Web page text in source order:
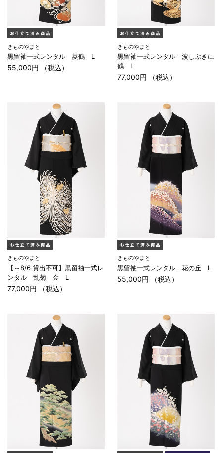
きものやまと
黒留袖一式レンタル 菱鶴 L
55,000円 （税込）
きものやまと
黒留袖一式レンタル 波しぶきに
鶴 L
77,000円 （税込）
きものやまと
【～8/6 貸出不可】黒留袖一式レ
ンタル 乱菊 金 L
77,000円 （税込）
きものやまと
黒留袖一式レンタル 花の丘 L
55,000円 （税込）